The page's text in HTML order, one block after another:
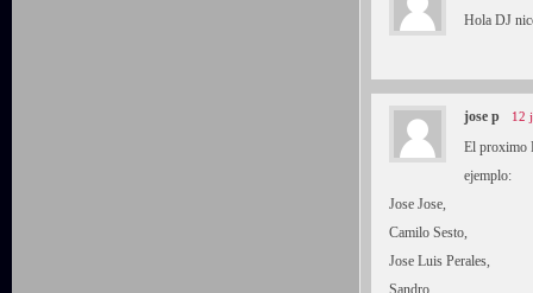
Hola DJ
jose p 12
El proximo
ejemplo:
Jose Jose,
Camilo Sesto,
Jose Luis Perales,
Sandro,